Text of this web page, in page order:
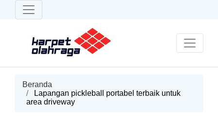
Beranda
Lapangan pickleball portabel terbaik untuk
area driveway